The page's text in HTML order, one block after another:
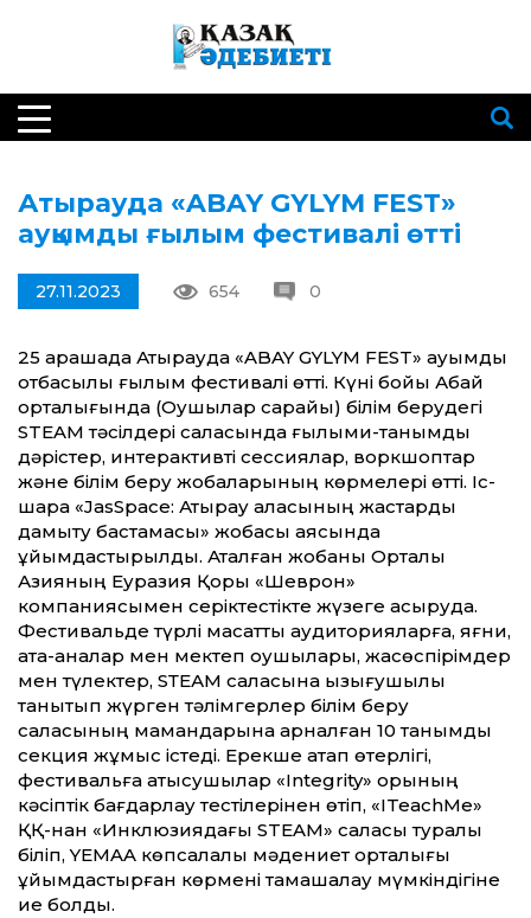
Атырауда «ABAY GYLYM FEST»
ауқымды ғылым фестивалі өтті
27.11.2023 654 0
25 қарашада Атырауда «ABAY GYLYM FEST» ауқымды
отбасылық ғылым фестивалі өтті. Күні бойы Абай
орталығында (Оқушылар сарайы) білім берудегі
STEAM тәсілдері саласында ғылыми-танымдық
дәрістер, интерактивті сессиялар, воркшоптар
және білім беру жобаларының көрмелері өтті. Іс-
шара «JasSpace: Атырау қаласының жастарды
дамыту бастамасы» жобасы аясында
ұйымдастырылды. Аталған жобаны Орталық
Азияның Еуразия Қоры «Шеврон»
компаниясымен серіктестікте жүзеге асыруда.
​Фестивальде түрлі мақсатты аудиторияларға, яғни,
ата-аналар мен мектеп оқушылары, жасөспірімдер
мен түлектер, SТЕАМ саласына қызығушылық
танытып жүрген тәлімгерлер білім беру
саласының мамандарына арналған 10 танымдық
секция жұмыс істеді. Ерекше атап өтерлігі,
фестивальға қатысушылар «Integrity» қорының
кәсіптік бағдарлау тестілерінен өтіп, «ITeachMe»
ҚҚ-нан «Инклюзиядағы STEAM» саласы туралы
біліп, YEMAA көпсалалы мәдениет орталығы
ұйымдастырған көрмені тамашалау мүмкіндігіне
ие болды.